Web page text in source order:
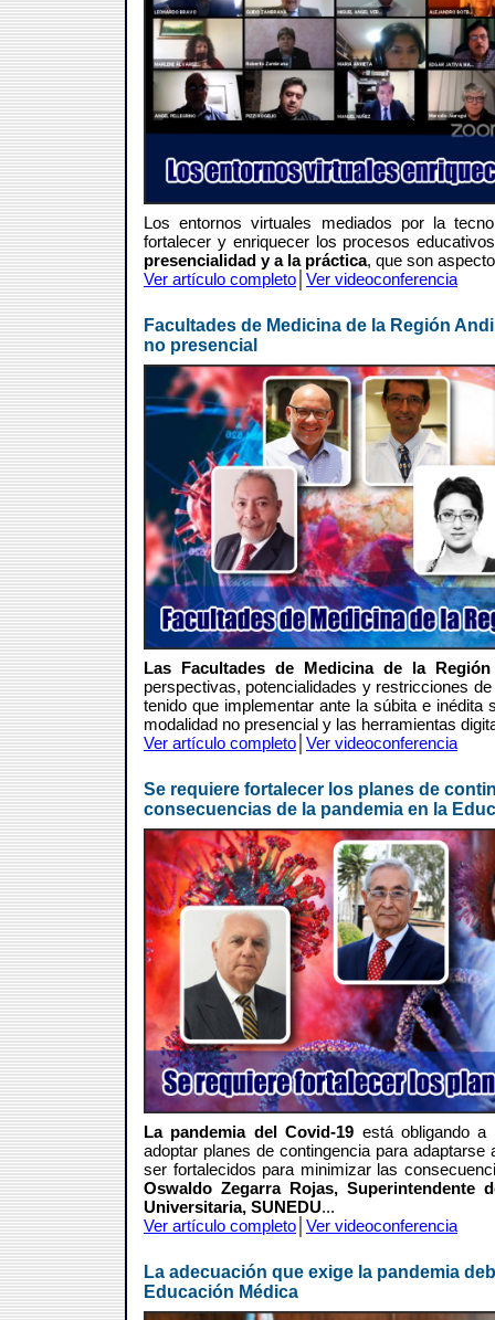
Los entornos virtuales mediados por la
fortalecer y enriquecer los procesos
presencialidad y a la práctica, que son
Ver artículo completo Ver videoconferencia
Facultades de Medicina de la Región
no presencial
Las Facultades de Medicina de la
perspectivas, potencialidades y restricciones
tenido que implementar ante la súbita e inédita
modalidad no presencial y las herramientas
Ver artículo completo Ver videoconferencia
Se requiere fortalecer los planes de
consecuencias de la pandemia en la
La pandemia del Covid-19 está obligando
adoptar planes de contingencia para
ser fortalecidos para minimizar las
Oswaldo Zegarra Rojas, Superintendente
Universitaria, SUNEDU...
Ver artículo completo Ver videoconferencia
La adecuación que exige la pandemia
Educación Médica